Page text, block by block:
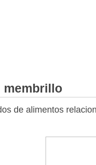
membrillo
de alimentos